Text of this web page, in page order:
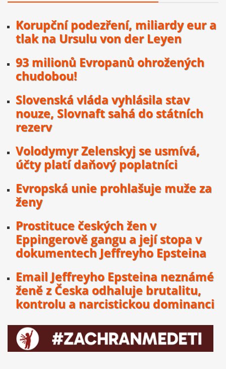
Korupční podezření, miliardy eur a
tlak na Ursulu von der Leyen
93 milionů Evropanů ohrožených
chudobou!
Slovenská vláda vyhlásila stav
nouze, Slovnaft sahá do státních
rezerv
Volodymyr Zelenskyj se usmívá,
účty platí daňový poplatníci
Evropská unie prohlašuje muže za
ženy
Prostituce českých žen v
Eppingerově gangu a její stopa v
dokumentech Jeffreyho Epsteina
Email Jeffreyho Epsteina neznámé
ženě z Česka odhaluje brutalitu,
kontrolu a narcistickou dominanci